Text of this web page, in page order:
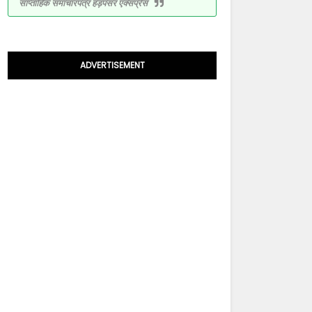
साप्ताहिक समाचारपत्र हड़पसर एक्सप्रेस
ADVERTISEMENT